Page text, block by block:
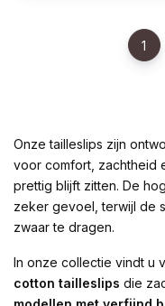
1
Onze tailleslips zijn
voor comfort, zachtheid
prettig blijft zitten. De
zeker gevoel, terwijl de
zwaar te dragen.
In onze collectie vindt u
cotton tailleslips die